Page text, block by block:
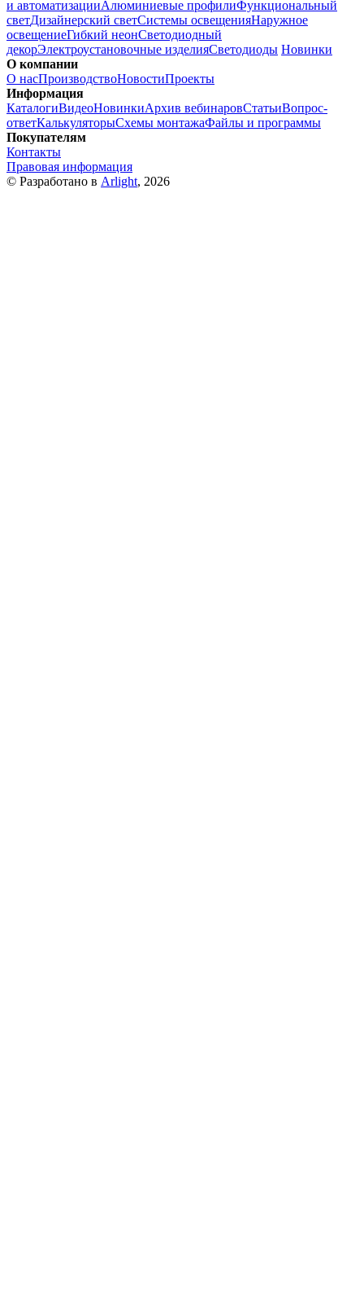
и автоматизацииАлюминиевые профилиФункциональный
светДизайнерский светСистемы освещенияНаружное
освещениеГибкий неонСветодиодный
декорЭлектроустановочные изделияСветодиоды Новинки
О компании
О насПроизводствоНовостиПроекты
Информация
КаталогиВидеоНовинкиАрхив вебинаровСтатьиВопрос-
ответКалькуляторыСхемы монтажаФайлы и программы
Покупателям
Контакты
Правовая информация
© Разработано в Arlight, 2026